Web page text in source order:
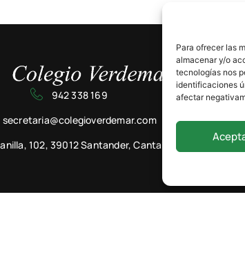
Para ofrecer las
almacenar y/o
tecnologías nos
identificaciones
afectar
942 338 169
secretaria@colegioverdemar.com
102, 39012 Santander, Cantabria